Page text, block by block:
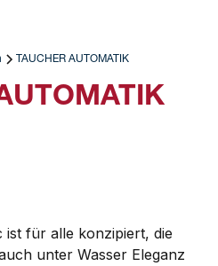
TAUCHER AUTOMATIK
ist für alle konzipiert, die
unter Wasser Eleganz